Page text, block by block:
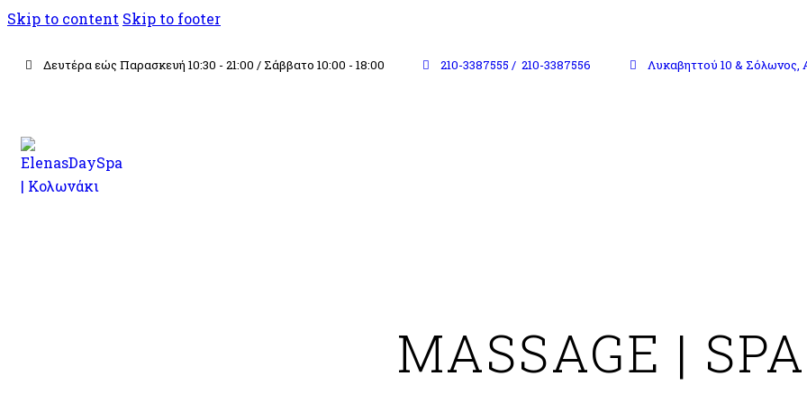
Skip to content Skip to footer
Δευτέρα εώς Παρασκευή 10:30 - 21:00 / Σάββατο 10:00 - 18:00 210-3387555 / 210-3387556 Λυκαβηττού 10 & Σόλωνος,
MASSAGE | SPA